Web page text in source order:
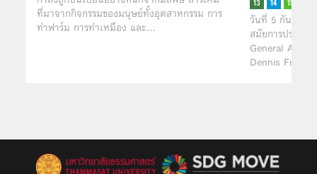
ที่มาจากกิจกรรมของมนุษย์ทั้งอุตสาหกรรม การ
ทำฟาร์ม การทำเหมือง และ…
วันที่ 5 กันยายน
สมัยการประชุม
General
Dennis Francis